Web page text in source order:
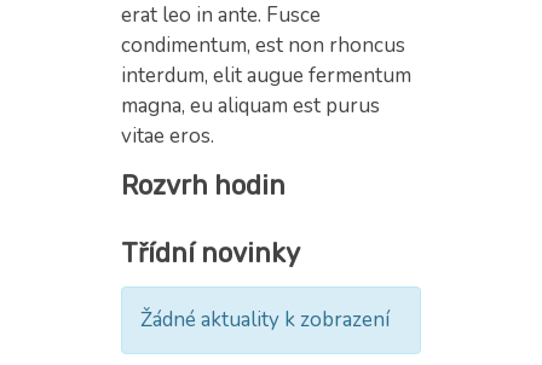
erat leo in ante. Fusce
condimentum, est non rhoncus
interdum, elit augue fermentum
magna, eu aliquam est purus
vitae eros.
Rozvrh hodin
Třídní novinky
Žádné aktuality k zobrazení